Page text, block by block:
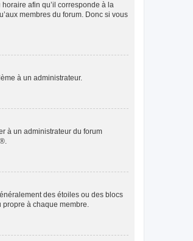
afin qu’il corresponde à la
membres du forum. Donc si vous
à un administrateur.
à un administrateur du forum
®.
des étoiles ou des blocs
propre à chaque membre.